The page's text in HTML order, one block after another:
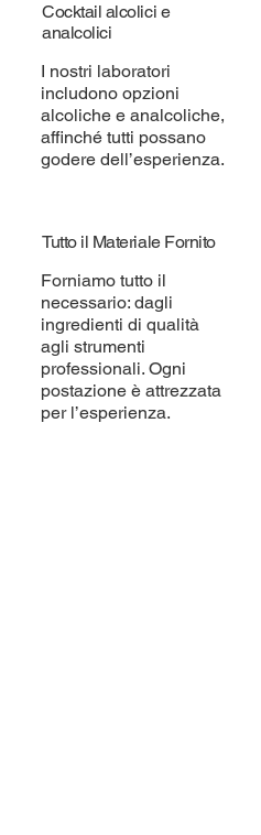
Cocktail alcolici e
analcolici
I nostri laboratori
includono opzioni
alcoliche e analcoliche,
affinché tutti possano
godere dell’esperienza.
Tutto il Materiale Fornito
Forniamo tutto il
necessario: dagli
ingredienti di qualità
agli strumenti
professionali. Ogni
postazione è attrezzata
per l’esperienza.